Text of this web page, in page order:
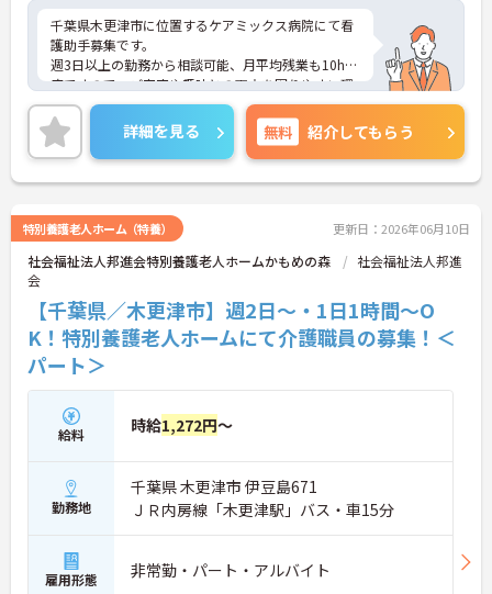
にくい人員体制です
・訪問スケジュールに沿って施設内でのケアを行う
ため、月平均の残業時間は5時間から7時間程度とか
なり少なめに抑えられます
・夜勤明けの翌日は原則としてお休みとなるシフト
編成が組まれており、しっかりと休息を取りながら
長期的な就業が可能です
＜評価制度でキャリアアップ＞
・介護福祉士や初任者研修などの資格や実務経験、
夜勤回数がしっかりと給与に反映されるためモチベ
・年次を問わずリーダーや主任などのマネジメント
職へ昇格する事例も多数あり、腰を据えて長期的な
キャリア形成が可能です
千葉県木更津市に位置するケアミックス病院にて看
護助手募集です。
週3日以上の勤務から相談可能、月平均残業も10h程
度ですので、ご家庭や趣味との両立を図りやすい環
境です。
ご興味のある方には、面接対策ポイントなど、さら
に詳細をお話いたしますので、お気軽にご相談くだ
さい。
詳細を見る 無料 紹介してもらう
特別養護老人ホーム（特養） 更新日：2026年06月10日
社会福祉法人邦進会特別養護老人ホームかもめの森
社会福祉法人邦進
会
【千葉県／木更津市】週2日～・1日1時間～O
K！特別養護老人ホームにて介護職員の募集！＜
パート＞
給料 時給1,272円～
勤務地
千葉県 木更津市 伊豆島671
ＪＲ内房線「木更津駅」バス・車15分
雇用形態 非常勤・パート・アルバイト